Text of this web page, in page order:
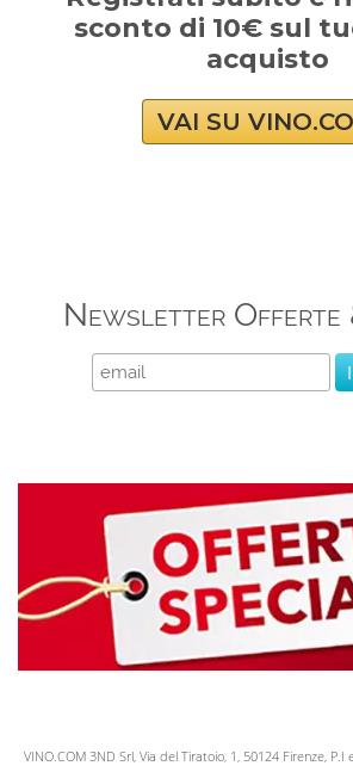
sconto di 10€ sul
acquisto
VAI SU
Newsletter Offerte
VINO.COM 3ND Srl, Via del Tiratoio, 1, 50124 Firenze, P.I